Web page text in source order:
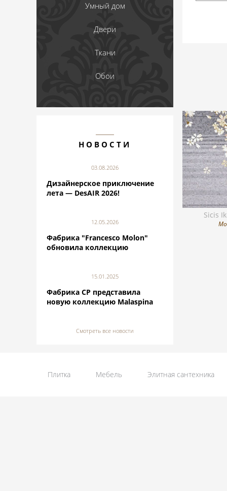
Sicis
Умный дом
Двери
Ткани
Обои
НОВОСТИ
03.08.2026
Дизайнерское приключение
лета — DesAIR 2026!
12.05.2026
Фабрика "Francesco Molon"
обновила коллекцию
15.01.2025
Фабрика CP представила
новую коллекцию Malaspina
Смотреть все новости
Плитка Мебель Элитная сантехника